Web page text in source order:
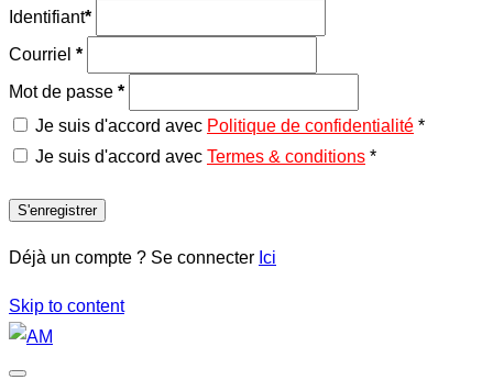
Identifiant*
Courriel *
Mot de passe *
Je suis d'accord avec Politique de confidentialité *
Je suis d'accord avec Termes & conditions *
S'enregistrer
Déjà un compte ? Se connecter Ici
Skip to content